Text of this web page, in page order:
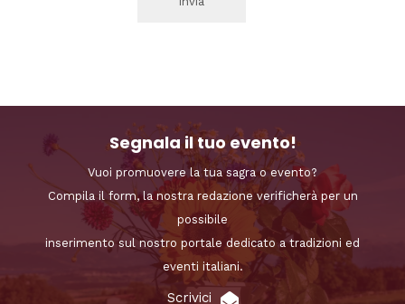
Segnala il tuo evento!
Vuoi promuovere la tua sagra o evento?
Compila il form, la nostra redazione verificherà per un
possibile
inserimento sul nostro portale dedicato a tradizioni ed
eventi italiani.
Scrivici